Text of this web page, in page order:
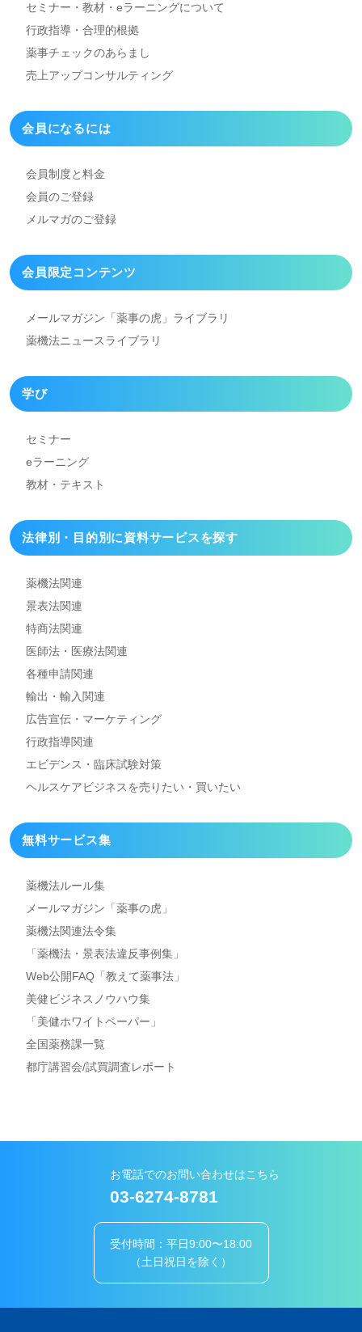
セミナー・教材・eラーニングについて
行政指導・合理的根拠
薬事チェックのあらまし
売上アップコンサルティング
会員になるには
会員制度と料金
会員のご登録
メルマガのご登録
会員限定コンテンツ
メールマガジン「薬事の虎」 ライブラリ
薬機法ニュースライブラリ
学び
セミナー
eラーニング
教材・テキスト
法律別・目的別に資料サービスを探す
薬機法関連
景表法関連
特商法関連
医師法・医療法関連
各種申請関連
輸出・輸入関連
広告宣伝・マーケティング
行政指導関連
エビデンス・臨床試験対策
ヘルスケアビジネスを売りたい・買いたい
無料サービス集
薬機法ルール集
メールマガジン「薬事の虎」
薬機法関連法令集
「薬機法・景表法違反事例集」
Web公開FAQ「教えて薬事法」
美健ビジネスノウハウ集
「美健ホワイトペーパー」
全国薬務課一覧
都庁講習会/試買調査レポート
お電話でのお問い合わせはこちら
03-6274-8781
受付時間：平日9:00〜18:00
（土日祝日を除く）